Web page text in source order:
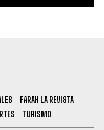
FARAH LA REVISTA
TURISMO